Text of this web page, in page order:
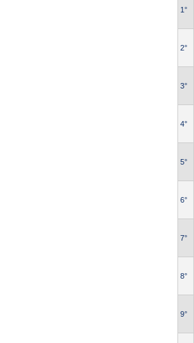
1°
2°
3°
4°
5°
6°
7°
8°
9°